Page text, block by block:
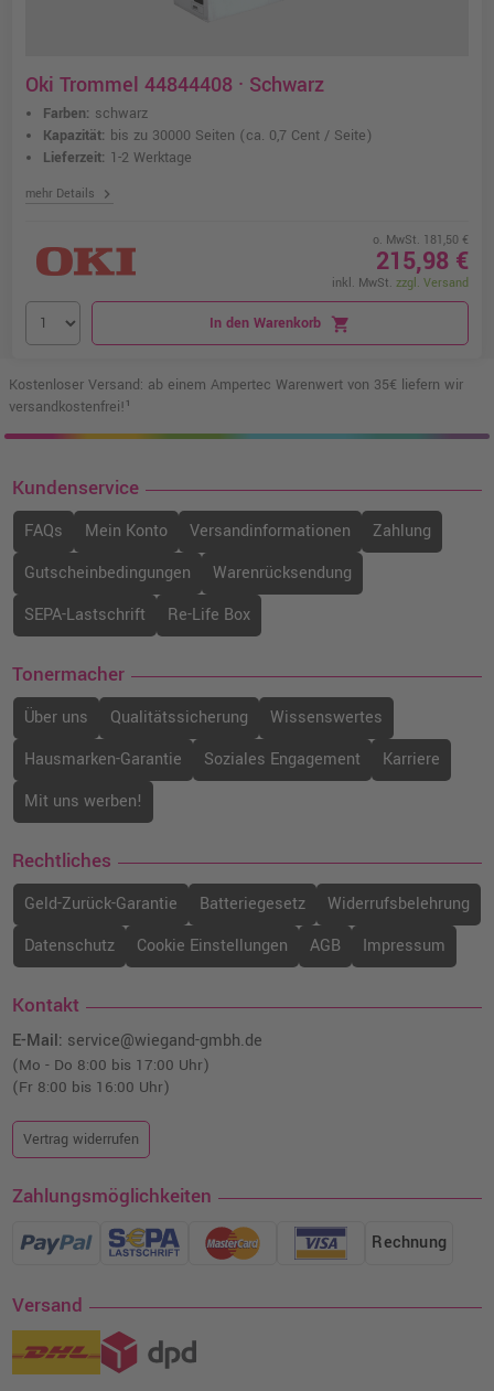
Oki Trommel 44844408 · Schwarz
Farben: schwarz
Kapazität: bis zu 30000 Seiten (ca. 0,7 Cent / Seite)
Lieferzeit: 1-2 Werktage
mehr Details chevron_right
o. MwSt. 181,50 €
215,98 €
inkl. MwSt. zzgl. Versand
In den Warenkorb shopping_cart
Kostenloser Versand: ab einem Ampertec Warenwert von 35€ liefern wir
versandkostenfrei!¹
Kundenservice
FAQs Mein Konto Versandinformationen
Zahlung
Gutscheinbedingungen
Warenrücksendung
SEPA-Lastschrift
Re-Life Box
Tonermacher
Über uns Qualitätssicherung
Wissenswertes
Hausmarken-Garantie
Soziales Engagement
Karriere
Mit uns werben!
Rechtliches
Geld-Zurück-Garantie Batteriegesetz
Widerrufsbelehrung
Datenschutz
Cookie Einstellungen AGB Impressum
Kontakt
E-Mail: service@wiegand-gmbh.de
(Mo - Do 8:00 bis 17:00 Uhr)
(Fr 8:00 bis 16:00 Uhr)
Vertrag widerrufen
Zahlungsmöglichkeiten
Rechnung
Versand